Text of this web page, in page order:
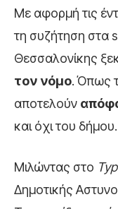
Με αφορμή τις
τη συζήτηση στα
Θεσσαλονίκης
τον νόμο. Όπως
αποτελούν
και όχι του δήμου.
Μιλώντας στο
Δημοτικής